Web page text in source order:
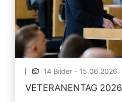
14 Bilder - 15.06.2026
VETERANENTAG 2026